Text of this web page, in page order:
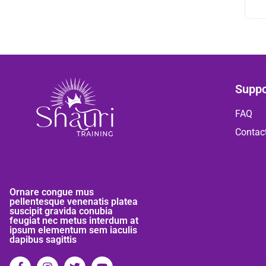
Ornare congue mus
pellentesque venenatis platea
suscipit gravida conubia
feugiat nec metus interdum at
ipsum elementum sem iaculis
dapibus sagittis
FAQ